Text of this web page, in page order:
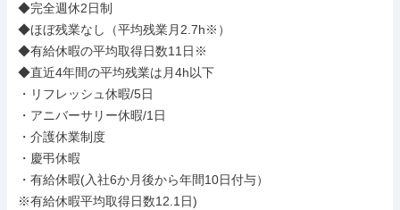
◆完全週休2日制
◆ほぼ残業なし（平均残業月2.7h※）
◆有給休暇の平均取得日数11日※
◆直近4年間の平均残業は月4h以下
・リフレッシュ休暇/5日
・アニバーサリー休暇/1日
・介護休業制度
・慶弔休暇
・有給休暇(入社6か月後から年間10日付与）
※有給休暇平均取得日数12.1日)